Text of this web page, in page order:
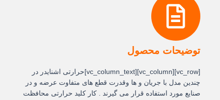
توضیحات محصول
[vc_row][vc_column][vc_column_text]حرارتی اشنایدر در
چندین مدل با جریان و ها وقدرت قطع های متفاوت عرضه و در
صنایع مورد استفاده قرار می گیرند . کار کلید حرارتی محافظت